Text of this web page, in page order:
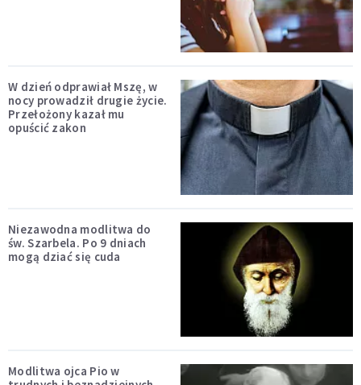
W dzień odprawiał Mszę, w
nocy prowadził drugie życie.
Przełożony kazał mu
opuścić zakon
Niezawodna modlitwa do
św. Szarbela. Po 9 dniach
mogą dziać się cuda
Modlitwa ojca Pio w